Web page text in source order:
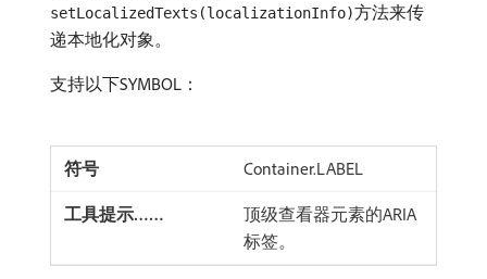
setLocalizedTexts(localizationInfo)方法来传
递本地化对象。
支持以下SYMBOL：
Container.LABEL
顶级查看器元素的ARIA
标签。